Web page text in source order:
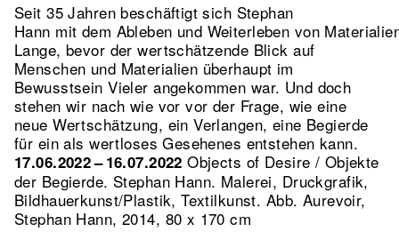
Seit 35 Jahren beschäftigt sich Stephan
Hann mit dem Ableben und Weiterleben von
Lange, bevor der wertschätzende Blick auf
Menschen und Materialien überhaupt im
Bewusstsein Vieler angekommen war. Und doch
stehen wir nach wie vor vor der Frage, wie eine
neue Wertschätzung, ein Verlangen, eine Begierde
für ein als wertloses Gesehenes entstehen kann.
17.06.2022 – 16.07.2022Objects of Desire / Objekte
der Begierde. Stephan Hann. Malerei, Druckgrafik,
Bildhauerkunst/Plastik, Textilkunst. Abb. Aurevoir,
Stephan Hann, 2014, 80 x 170 cm